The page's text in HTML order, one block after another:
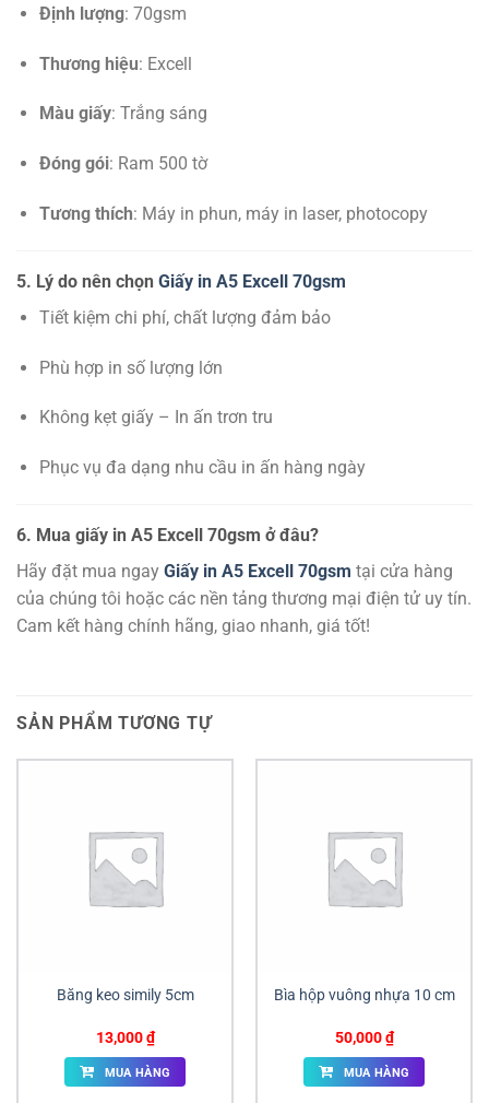
Định lượng: 70gsm
Thương hiệu: Excell
Màu giấy: Trắng sáng
Đóng gói: Ram 500 tờ
Tương thích: Máy in phun, máy in laser, photocopy
5. Lý do nên chọn Giấy in A5 Excell 70gsm
Tiết kiệm chi phí, chất lượng đảm bảo
Phù hợp in số lượng lớn
Không kẹt giấy – In ấn trơn tru
Phục vụ đa dạng nhu cầu in ấn hàng ngày
6. Mua giấy in A5 Excell 70gsm ở đâu?
Hãy đặt mua ngay Giấy in A5 Excell 70gsm tại cửa hàng
của chúng tôi hoặc các nền tảng thương mại điện tử uy tín.
Cam kết hàng chính hãng, giao nhanh, giá tốt!
SẢN PHẨM TƯƠNG TỰ
Băng keo simily 5cm
13,000₫
MUA HÀNG
Bìa hộp vuông nhựa 10 cm
50,000₫
MUA HÀNG